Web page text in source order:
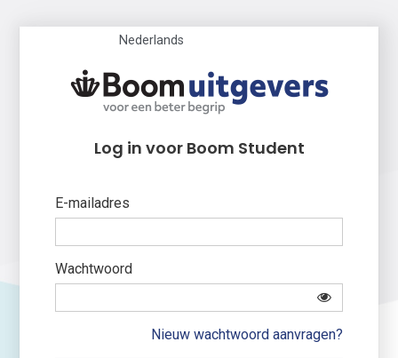
Nederlands
Log in voor Boom Student
E-mailadres
Wachtwoord
Nieuw wachtwoord aanvragen?